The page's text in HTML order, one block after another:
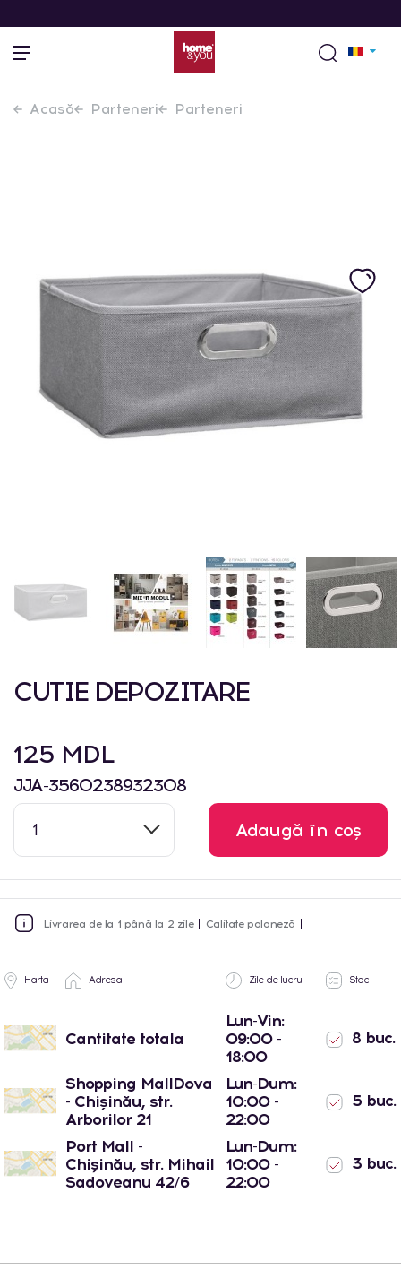
Acasă Parteneri Parteneri
CUTIE DEPOZITARE
125 MDL
JJA-3560238932308
1 Adaugă în coș
Livrarea de la 1 până la 2 zile Calitate poloneză
Harta Adresa Zile de lucru Stoc
Cantitate totala
Lun-Vin:
09:00 -
18:00
8 buc.
Shopping MallDova
- Chișinău, str.
Arborilor 21
Lun-Dum:
10:00 -
22:00
5 buc.
Port Mall -
Chișinău, str. Mihail
Sadoveanu 42/6
Lun-Dum:
10:00 -
22:00
3 buc.